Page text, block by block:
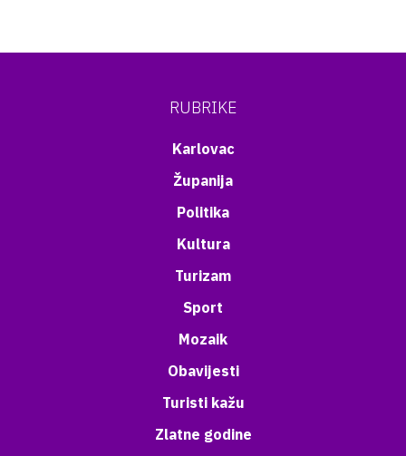
RUBRIKE
Karlovac
Županija
Politika
Kultura
Turizam
Sport
Mozaik
Obavijesti
Turisti kažu
Zlatne godine